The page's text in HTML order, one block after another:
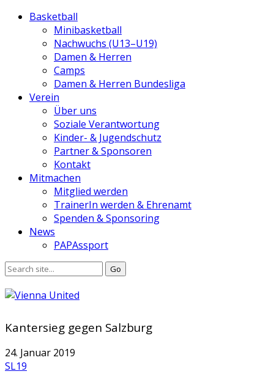
Basketball
Minibasketball
Nachwuchs (U13–U19)
Damen & Herren
Camps
Damen & Herren Bundesliga
Verein
Über uns
Soziale Verantwortung
Kinder- & Jugendschutz
Partner & Sponsoren
Kontakt
Mitmachen
Mitglied werden
TrainerIn werden & Ehrenamt
Spenden & Sponsoring
News
PAPAssport
Kantersieg gegen Salzburg
24. Januar 2019
SL19